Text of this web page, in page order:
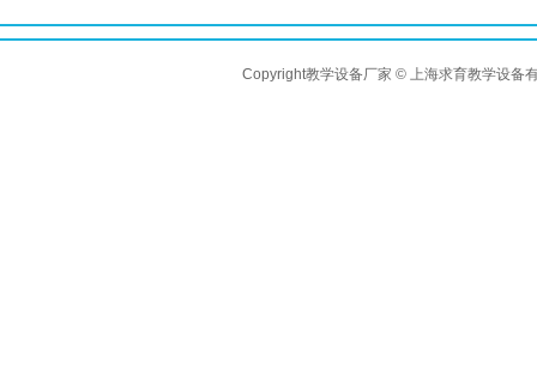
Copyright教学设备厂家 © 上海求育教学设备